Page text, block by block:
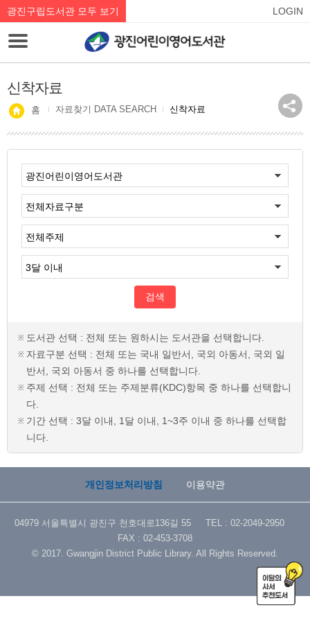
광진구립도서관 모두 보기 LOGIN
신착자료
홈 자료찾기 DATA SEARCH 신착자료
검색
도서관 선택 : 전체 또는 원하시는 도서관을 선택합니다.
자료구분 선택 : 전체 또는 국내 일반서, 국외 아동서, 국외 일
반서, 국외 아동서 중 하나를 선택합니다.
주제 선택 : 전체 또는 주제분류(KDC)항목 중 하나를 선택합니
다.
기간 선택 : 3달 이내, 1달 이내, 1~3주 이내 중 하나를 선택합
니다.
개인정보처리방침 이용약관
04979 서울특별시 광진구 천호대로136길 55 TEL : 02-2049-2950
FAX : 02-453-3708
© 2017. Gwangjin District Public Library. All Rights Reserved.